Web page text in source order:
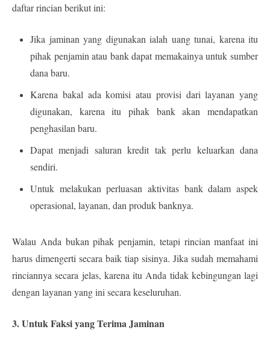
daftar rincian berikut ini:
Jika jaminan yang digunakan ialah uang tunai, karena itu
pihak penjamin atau bank dapat memakainya untuk sumber
dana baru.
Karena bakal ada komisi atau provisi dari layanan yang
digunakan, karena itu pihak bank akan mendapatkan
penghasilan baru.
Dapat menjadi saluran kredit tak perlu keluarkan dana
sendiri.
Untuk melakukan perluasan aktivitas bank dalam aspek
operasional, layanan, dan produk banknya.
Walau Anda bukan pihak penjamin, tetapi rincian manfaat ini
harus dimengerti secara baik tiap sisinya. Jika sudah memahami
rinciannya secara jelas, karena itu Anda tidak kebingungan lagi
dengan layanan yang ini secara keseluruhan.
3. Untuk Faksi yang Terima Jaminan